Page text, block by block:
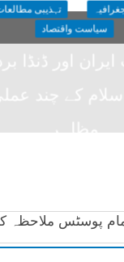
تہذیبی
سیاست واقتصاد
ایران اور ڈنڈا
کے چند
مظاہر
پوسٹس ملاحظہ